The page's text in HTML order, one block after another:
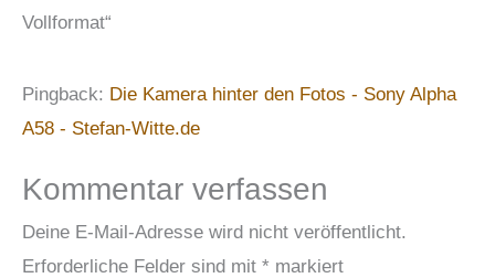
Vollformat“
Pingback: Die Kamera hinter den Fotos - Sony Alpha
A58 - Stefan-Witte.de
Kommentar verfassen
Deine E-Mail-Adresse wird nicht veröffentlicht.
Erforderliche Felder sind mit * markiert